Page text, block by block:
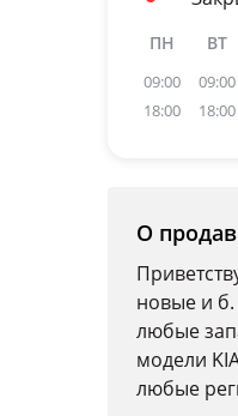
ПН
09:00
18:00
ВТ
09:00
18:00
О
новые и б.
любые
модели
любые